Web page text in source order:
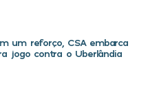
um reforço, CSA embarca
jogo contra o Uberlândia